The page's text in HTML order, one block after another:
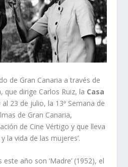
de Gran Canaria a través de
que dirige Carlos Ruiz, la Casa
23 de julio, la 13ª Semana de
de Gran Canaria,
de Cine Vértigo y que lleva
la vida de las mujeres’.
año son ‘Madre’ (1952), el